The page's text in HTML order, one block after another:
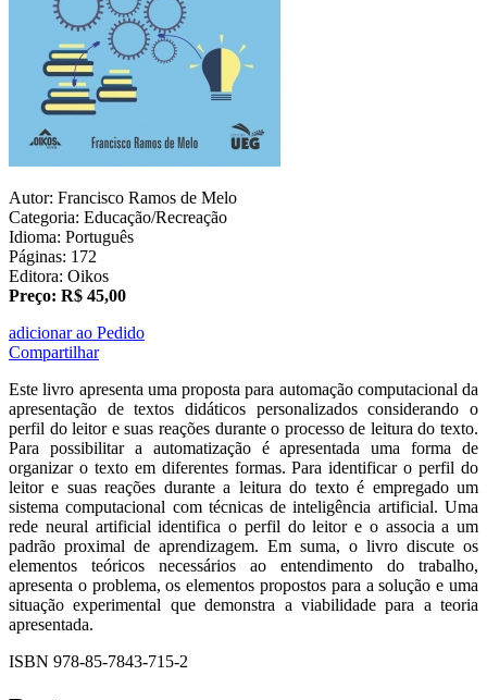
Autor: Francisco Ramos de Melo
Categoria: Educação/Recreação
Idioma: Português
Páginas: 172
Editora: Oikos
Preço: R$ 45,00
adicionar ao Pedido
Compartilhar
Este livro apresenta uma proposta para automação computacional da
apresentação de textos didáticos personalizados considerando o
perfil do leitor e suas reações durante o processo de leitura do texto.
Para possibilitar a automatização é apresentada uma forma de
organizar o texto em diferentes formas. Para identificar o perfil do
leitor e suas reações durante a leitura do texto é empregado um
sistema computacional com técnicas de inteligência artificial. Uma
rede neural artificial identifica o perfil do leitor e o associa a um
padrão proximal de aprendizagem. Em suma, o livro discute os
elementos teóricos necessários ao entendimento do trabalho,
apresenta o problema, os elementos propostos para a solução e uma
situação experimental que demonstra a viabilidade para a teoria
apresentada.
ISBN 978-85-7843-715-2